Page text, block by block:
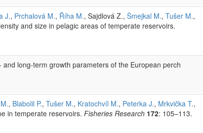
J., Prchalová M., Říha M., Sajdlová Z., Šmejkal M., Tušer M.,
and size in pelagic areas of temperate reservoirs.
long-term growth parameters of the European perch
, Blabolil P., Tušer M., Kratochvíl M., Peterka J., Mrkvička T.,
in temperate reservoirs. Fisheries Research 172: 105–113.